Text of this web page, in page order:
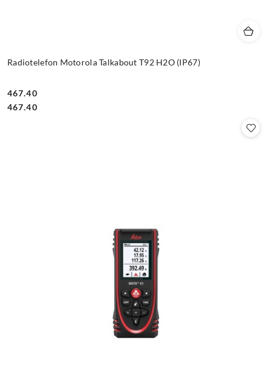
Radiotelefon Motorola Talkabout T92 H2O (IP67)
Cena:
467.40
Cena:
467.40